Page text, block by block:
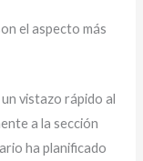
el aspecto más
vistazo rápido al
a la sección
ha planificado